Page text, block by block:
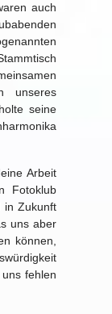
auch
unseres
seine
Arbeit
Fotoklub
in Zukunft
uns aber
können,
fehlen